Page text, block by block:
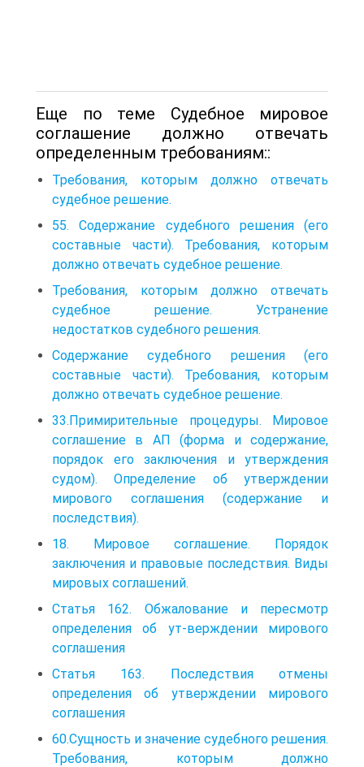
Еще по теме Судебное мировое
соглашение должно отвечать
определенным требованиям::
Требования, которым должно отвечать
судебное решение.
55. Содержание судебного решения (его
составные части). Требования, которым
должно отвечать судебное решение.
Требования, которым должно отвечать
судебное решение. Устранение
недостатков судебного решения.
Содержание судебного решения (его
составные части). Требования, которым
должно отвечать судебное решение.
33.Примирительные процедуры. Мировое
соглашение в АП (форма и содержание,
порядок его заключения и утверждения
судом). Определение об утверждении
мирового соглашения (содержание и
последствия).
18. Мировое соглашение. Порядок
заключения и правовые последствия. Виды
мировых соглашений.
Статья 162. Обжалование и пересмотр
определения об ут-верждении мирового
соглашения
Статья 163. Последствия отмены
определения об утверждении мирового
соглашения
60.Сущность и значение судебного решения.
Требования, которым должно